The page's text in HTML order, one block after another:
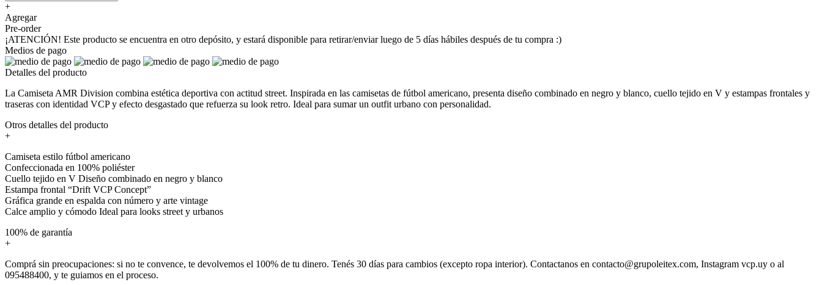
+
Agregar
Pre-order
¡ATENCIÓN! Este producto se encuentra en otro depósito, y estará disponible para retirar/enviar luego de 5 días hábiles después de tu compra :)
Medios de pago
Detalles del producto
La Camiseta AMR Division combina estética deportiva con actitud street. Inspirada en las camisetas de fútbol americano, presenta diseño combinado en negro y blanco, cuello tejido en V y estampas frontales y
traseras con identidad VCP y efecto desgastado que refuerza su look retro. Ideal para sumar un outfit urbano con personalidad.
Otros detalles del producto
+
Camiseta estilo fútbol americano
Confeccionada en 100% poliéster
Cuello tejido en V Diseño combinado en negro y blanco
Estampa frontal “Drift VCP Concept”
Gráfica grande en espalda con número y arte vintage
Calce amplio y cómodo Ideal para looks street y urbanos
100% de garantía
+
Comprá sin preocupaciones: si no te convence, te devolvemos el 100% de tu dinero. Tenés 30 días para cambios (excepto ropa interior). Contactanos en contacto@grupoleitex.com, Instagram vcp.uy o al
095488400, y te guiamos en el proceso.